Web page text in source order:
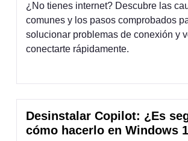
¿No tienes internet? Descubre las
comunes y los pasos comprobados
solucionar problemas de conexión y
conectarte rápidamente.
Desinstalar Copilot: ¿Es
cómo hacerlo en Windows